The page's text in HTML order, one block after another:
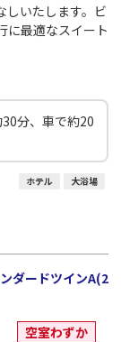
しいたします。ビ
に最適なスイート
分、車で約20
ホテル 大浴場
ダードツインA(2
空室わずか